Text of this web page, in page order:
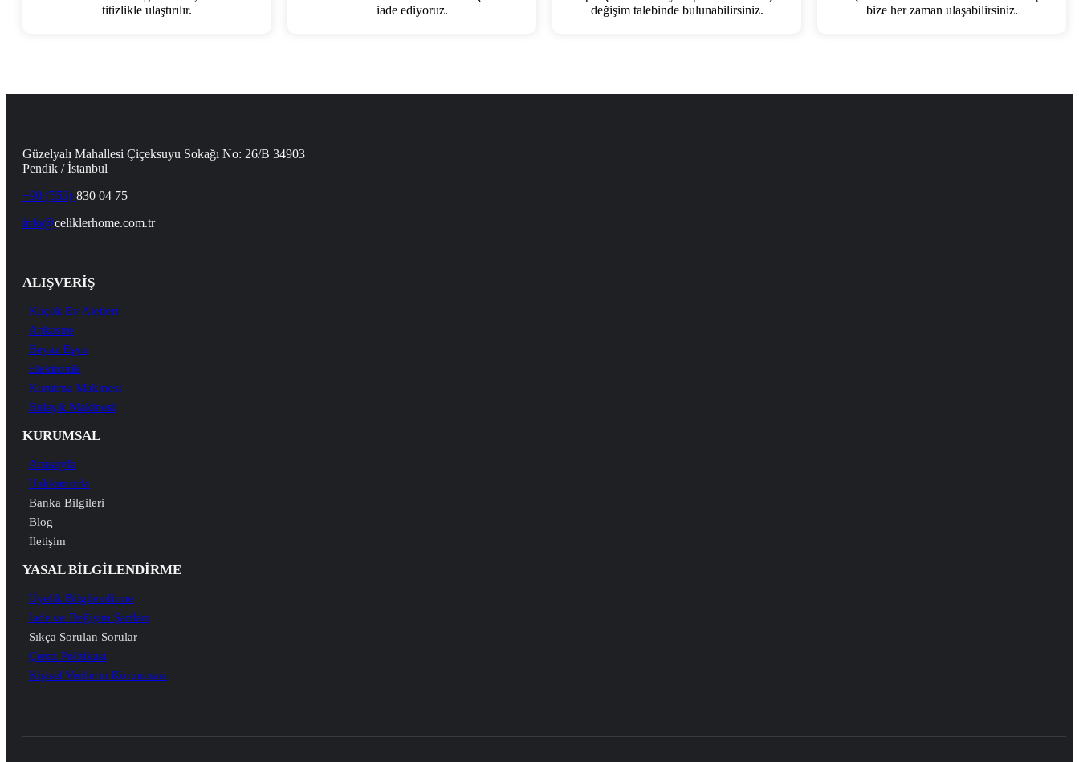
titizlikle ulaştırılır.
iade ediyoruz.
değişim talebinde bulunabilirsiniz.
bize her zaman ulaşabilirsiniz.
Güzelyalı Mahallesi Çiçeksuyu Sokağı No: 26/B 34903
Pendik / İstanbul
+90 (553) 830 04 75
info@celiklerhome.com.tr
ALIŞVERİŞ
Küçük Ev Aletleri
Ankastre
Beyaz Eşya
Elektronik
Kurutma Makinesi
Bulaşık Makinesi
KURUMSAL
Anasayfa
Hakkımızda
Banka Bilgileri
Blog
İletişim
YASAL BİLGİLENDİRME
Üyelik Bilgilendirme
İade ve Değişim Şartları
Sıkça Sorulan Sorular
Çerez Politikası
Kişisel Verilerin Korunması